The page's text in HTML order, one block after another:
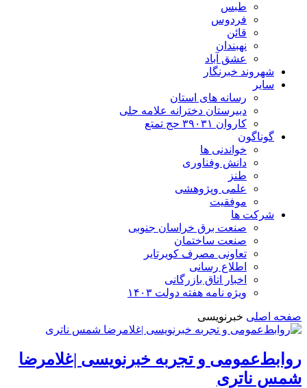
طبس
فردوس
قائن
نهبندان
عشق آباد
شهروند خبرنگار
سایر
رسانه های استان
دبیرستان دخترانه علامه حلی
کاروان ۳۹۰۳۱ حج تمتع
گوناگون
خواندنی ها
دانش وفناوری
طنز
علمی وپژوهشی
موفقیت
شرکت ها
صنعت برق خراسان جنوبی
صنعت ساختمان
تعاونی مصرف کویرتایر
اطلاع رسانی
اخبار اتاق بازرگانی
ویژه نامه هفته دولت ۱۴۰۳
صفحه اصلی خبرنویسی
روابط‌عمومی و تجربه خبرنویسی |غلامرضا
شمس ناتری